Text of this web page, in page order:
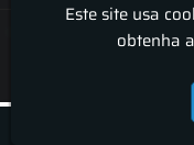
Lira Luz Decor
Este site usa
obtenha